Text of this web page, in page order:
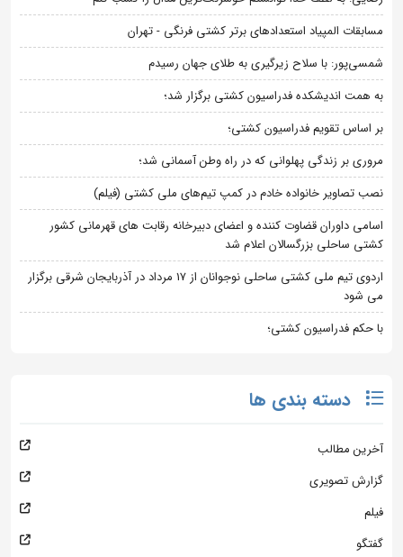
مسابقات المپیاد استعدادهای برتر کشتی فرنگی - تهران
شمسی‌پور: با سلاح زیرگیری به طلای جهان رسیدم
به همت اندیشکده فدراسیون کشتی برگزار شد؛
بر اساس تقویم فدراسیون کشتی؛
مروری بر زندگی پهلوانی که در راه وطن آسمانی شد؛
نصب تصاویر خانواده خادم در کمپ تیم‌های ملی کشتی (فیلم)
اسامی داوران قضاوت کننده و اعضای دبیرخانه رقابت های قهرمانی کشور
کشتی ساحلی بزرگسالان اعلام شد
اردوی تیم ملی کشتی ساحلی نوجوانان از 17 مرداد در آذربایجان شرقی برگزار
می شود
با حکم فدراسیون کشتی؛
دسته بندی ها
آخرین مطالب
گزارش تصویری
فیلم
گفتگو